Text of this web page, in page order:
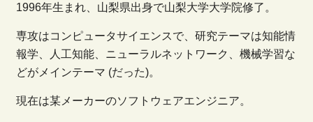
1996年生まれ、山梨県出身で山梨大学大学院修了。
専攻はコンピュータサイエンスで、研究テーマは知能情
報学、人工知能、ニューラルネットワーク、機械学習な
どがメインテーマ (だった)。
現在は某メーカーのソフトウェアエンジニア。